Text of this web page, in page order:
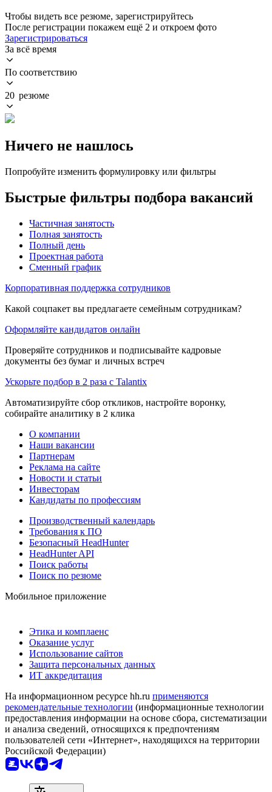
Чтобы видеть все резюме, зарегистрируйтесь
После регистрации покажем ещё 2 и откроем фото
Зарегистрироваться
За всё время
По соответствию
20 резюме
Ничего не нашлось
Попробуйте изменить формулировку или фильтры
Быстрые фильтры подбора вакансий
Частичная занятость
Полная занятость
Полный день
Проектная работа
Сменный график
Корпоративная поддержка сотрудников
Какой соцпакет вы предлагаете семейным сотрудникам?
Оформляйте кандидатов онлайн
Проверяйте сотрудников и подписывайте кадровые
документы без бумаг и личных встреч
Ускорьте подбор в 2 раза с Talantix
Автоматизируйте сбор откликов, настройте воронку,
собирайте аналитику в 2 клика
О компании
Наши вакансии
Партнерам
Реклама на сайте
Новости и статьи
Инвесторам
Кандидаты по профессиям
Производственный календарь
Требования к ПО
Безопасный HeadHunter
HeadHunter API
Поиск работы
Поиск по резюме
Мобильное приложение
Этика и комплаенс
Оказание услуг
Использование сайтов
Защита персональных данных
ИТ аккредитация
На информационном ресурсе hh.ru применяются
рекомендательные технологии (информационные технологии
предоставления информации на основе сбора, систематизации
и анализа сведений, относящихся к предпочтениям
пользователей сети «Интернет», находящихся на территории
Российской Федерации)